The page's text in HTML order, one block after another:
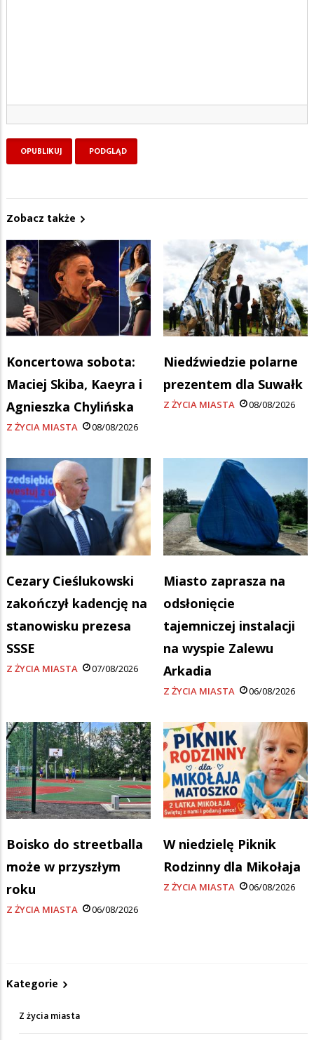
Zobacz także
Koncertowa sobota:
Maciej Skiba, Kaeyra i
Agnieszka Chylińska
Z ŻYCIA MIASTA 08/08/2026
Niedźwiedzie polarne
prezentem dla Suwałk
Z ŻYCIA MIASTA 08/08/2026
Cezary Cieślukowski
zakończył kadencję na
stanowisku prezesa
SSSE
Z ŻYCIA MIASTA 07/08/2026
Miasto zaprasza na
odsłonięcie
tajemniczej instalacji
na wyspie Zalewu
Arkadia
Z ŻYCIA MIASTA 06/08/2026
Boisko do streetballa
może w przyszłym
roku
Z ŻYCIA MIASTA 06/08/2026
W niedzielę Piknik
Rodzinny dla Mikołaja
Z ŻYCIA MIASTA 06/08/2026
Kategorie
Z życia miasta